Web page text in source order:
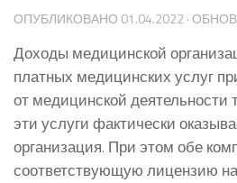
ОПУБЛИКОВАНО 01.04.2022 ·
Доходы медицинской
платных медицинских услуг
от медицинской деятельности
эти услуги фактически
организация. При этом обе
соответствующую лицензию